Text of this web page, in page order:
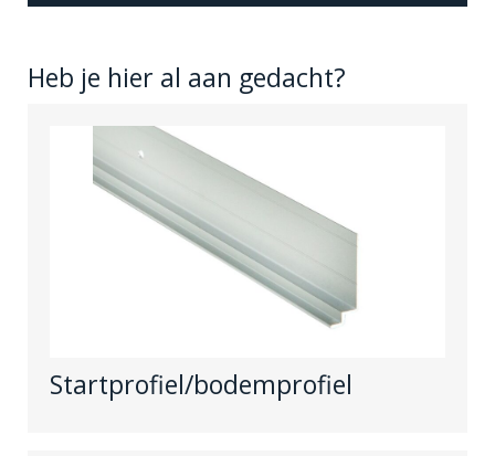
Heb je hier al aan gedacht?
Startprofiel/bodemprofiel